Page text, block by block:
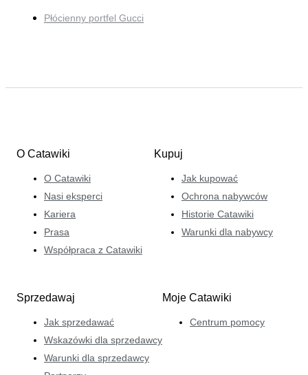
Płócienny portfel Gucci
O Catawiki
O Catawiki
Nasi eksperci
Kariera
Prasa
Współpraca z Catawiki
Kupuj
Jak kupować
Ochrona nabywców
Historie Catawiki
Warunki dla nabywcy
Sprzedawaj
Jak sprzedawać
Wskazówki dla sprzedawcy
Warunki dla sprzedawcy
Moje Catawiki
Centrum pomocy